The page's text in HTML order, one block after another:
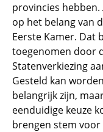
provincies
op het belang van
Eerste Kamer. Dat
toegenomen door
Statenverkiezing
Gesteld kan
belangrijk zijn,
eenduidige keuze
brengen stem